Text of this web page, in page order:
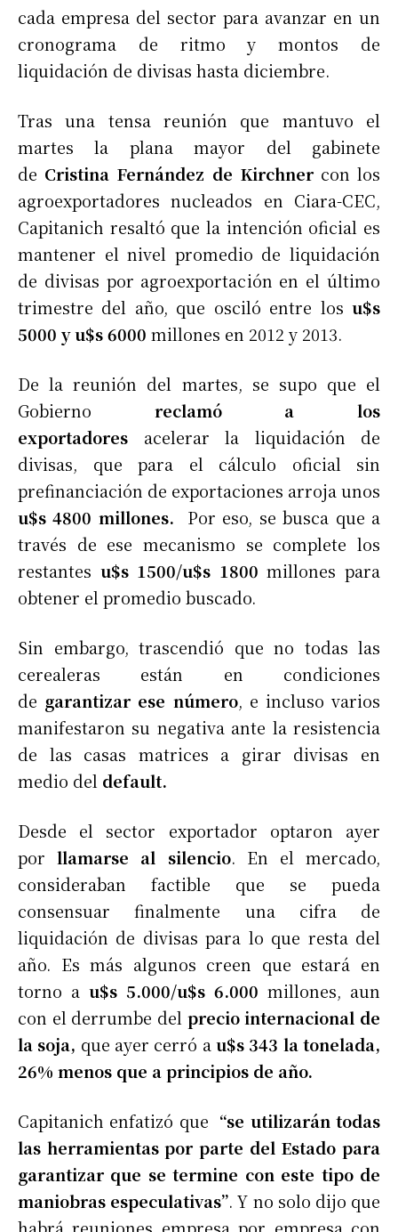
cada empresa del sector para avanzar en un
cronograma de ritmo y montos de
liquidación de divisas hasta diciembre.
Tras una tensa reunión que mantuvo el
martes la plana mayor del gabinete
de Cristina Fernández de Kirchnercon los
agroexportadores nucleados en Ciara-CEC,
Capitanich resaltó que la intención oficial es
mantener el nivel promedio de liquidación
de divisas por agroexportación en el último
trimestre del año, que osciló entre los u$s
5000 y u$s 6000 millones en 2012 y 2013.
De la reunión del martes, se supo que el
Gobierno reclamó a los
exportadores acelerar la liquidación de
divisas, que para el cálculo oficial sin
prefinanciación de exportaciones arroja unos
u$s4800 millones.
Por eso, se busca que a
través de ese mecanismo se complete los
restantes u$s 1500/u$s 1800 millones para
obtener el promedio buscado.
Sin embargo, trascendió que no todas las
cerealeras están en condiciones
de garantizar ese número, e incluso varios
manifestaron su negativa ante la resistencia
de las casas matrices a girar divisas en
medio del default.
Desde el sector exportador optaron ayer
porllamarse al silencio. En el mercado,
consideraban factible que se pueda
consensuar finalmente una cifra de
liquidación de divisas para lo que resta del
año. Es más algunos creen que estará en
torno a u$s 5.000/u$s 6.000 millones, aun
con el derrumbe del precio internacional de
la soja, que ayer cerró au$s 343 la tonelada,
26% menos que a principios de año.
Capitanich enfatizó que “se utilizarán todas
las herramientas por parte del Estado para
garantizar que se termine con este tipo de
maniobras especulativas”. Y no solo dijo que